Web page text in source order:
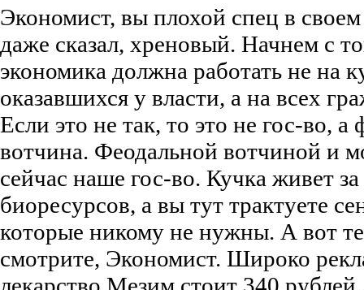
Экономист, вы плохой спец в
даже сказал, хреновый. Начнем с
экономика должна работать не на
оказавшихся у власти, а на всех
Если это не так, то это не гос-во, а
вотчина. Феодальной вотчиной и
сейчас наше гос-во. Кучка живет за
биоресурсов, а вы тут трактуете
которые никому не нужны. А вот
смотрите, Экономист. Широко